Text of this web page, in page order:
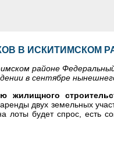
В ИСКИТИМСКОМ
районе
в сентябре
жилищного
двух земельных
лоты будет спрос, есть